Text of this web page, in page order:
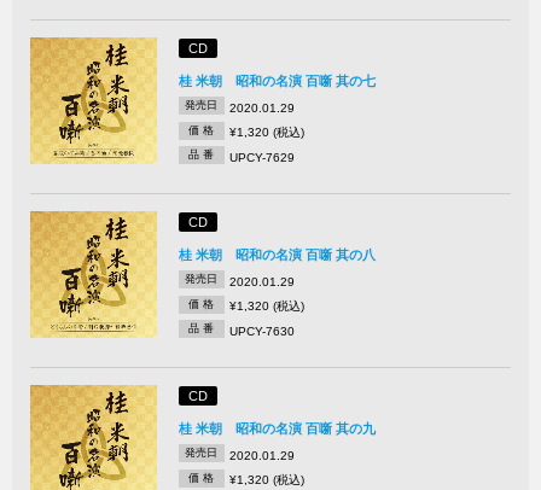
CD
桂 米朝 昭和の名演 百噺 其の七
発売日 2020.01.29
価 格 ¥1,320 (税込)
品 番 UPCY-7629
CD
桂 米朝 昭和の名演 百噺 其の八
発売日 2020.01.29
価 格 ¥1,320 (税込)
品 番 UPCY-7630
CD
桂 米朝 昭和の名演 百噺 其の九
発売日 2020.01.29
価 格 ¥1,320 (税込)